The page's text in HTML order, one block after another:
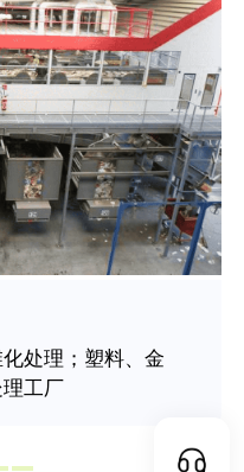
处理；塑料、金
工厂